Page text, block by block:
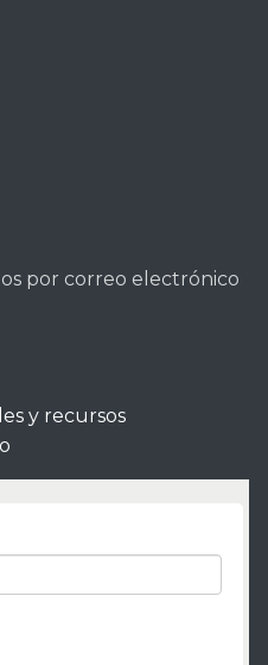
por correo electrónico
y recursos